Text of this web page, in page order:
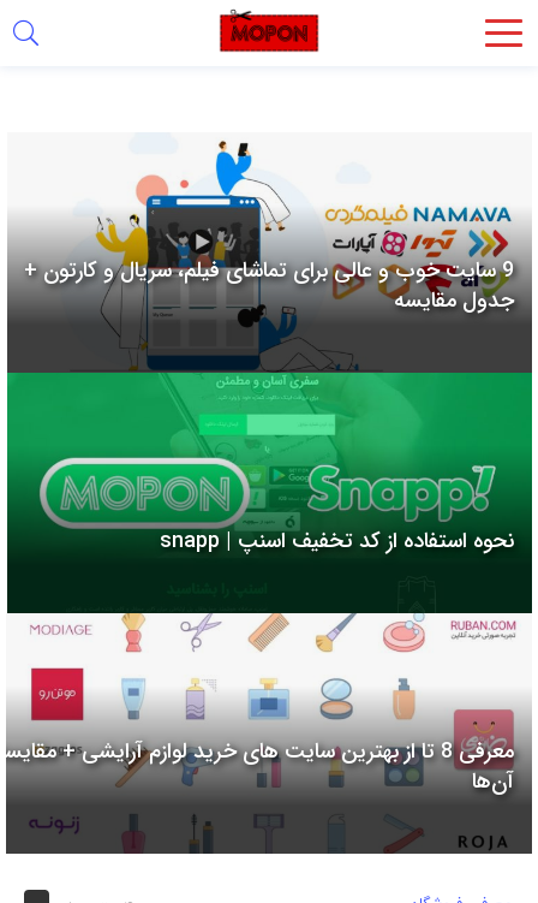
اشتراک
از
روش‌های
زیر
می‌توانید
صفحه
دوستان
خود
به
بگذارید.
لینک
9 سایت خوب و عالی برای تماشای فیلم، سریال و کارتون +
جدول مقایسه
نحوه استفاده از کد تخفیف اسنپ | snapp
معرفی 8 تا از بهترین سایت های خرید لوازم آرایشی +
آن‌ها